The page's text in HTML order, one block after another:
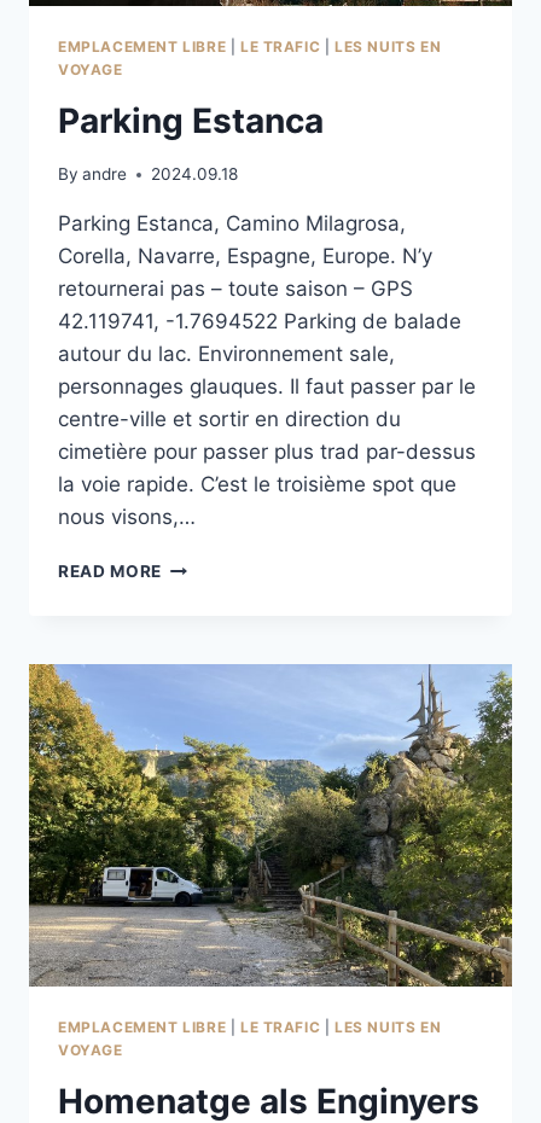
EMPLACEMENT LIBRE LE TRAFIC |LES NUITS EN
VOYAGE
Parking Estanca
By andre 2024.09.18
Parking Estanca, Camino Milagrosa,
Corella, Navarre, Espagne, Europe. N’y
retournerai pas – toute saison – GPS
42.119741, -1.7694522 Parking de balade
autour du lac. Environnement sale,
personnages glauques. Il faut passer par le
centre-ville et sortir en direction du
cimetière pour passer plus trad par-dessus
la voie rapide. C’est le troisième spot que
nous visons,…
READ MORE PARKING
EMPLACEMENT LIBRE LE TRAFIC |LES NUITS EN
VOYAGE
Homenatge als Enginyers